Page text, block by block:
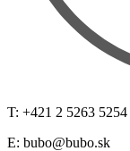
T: +421 2 5263 5254
E: bubo@bubo.sk